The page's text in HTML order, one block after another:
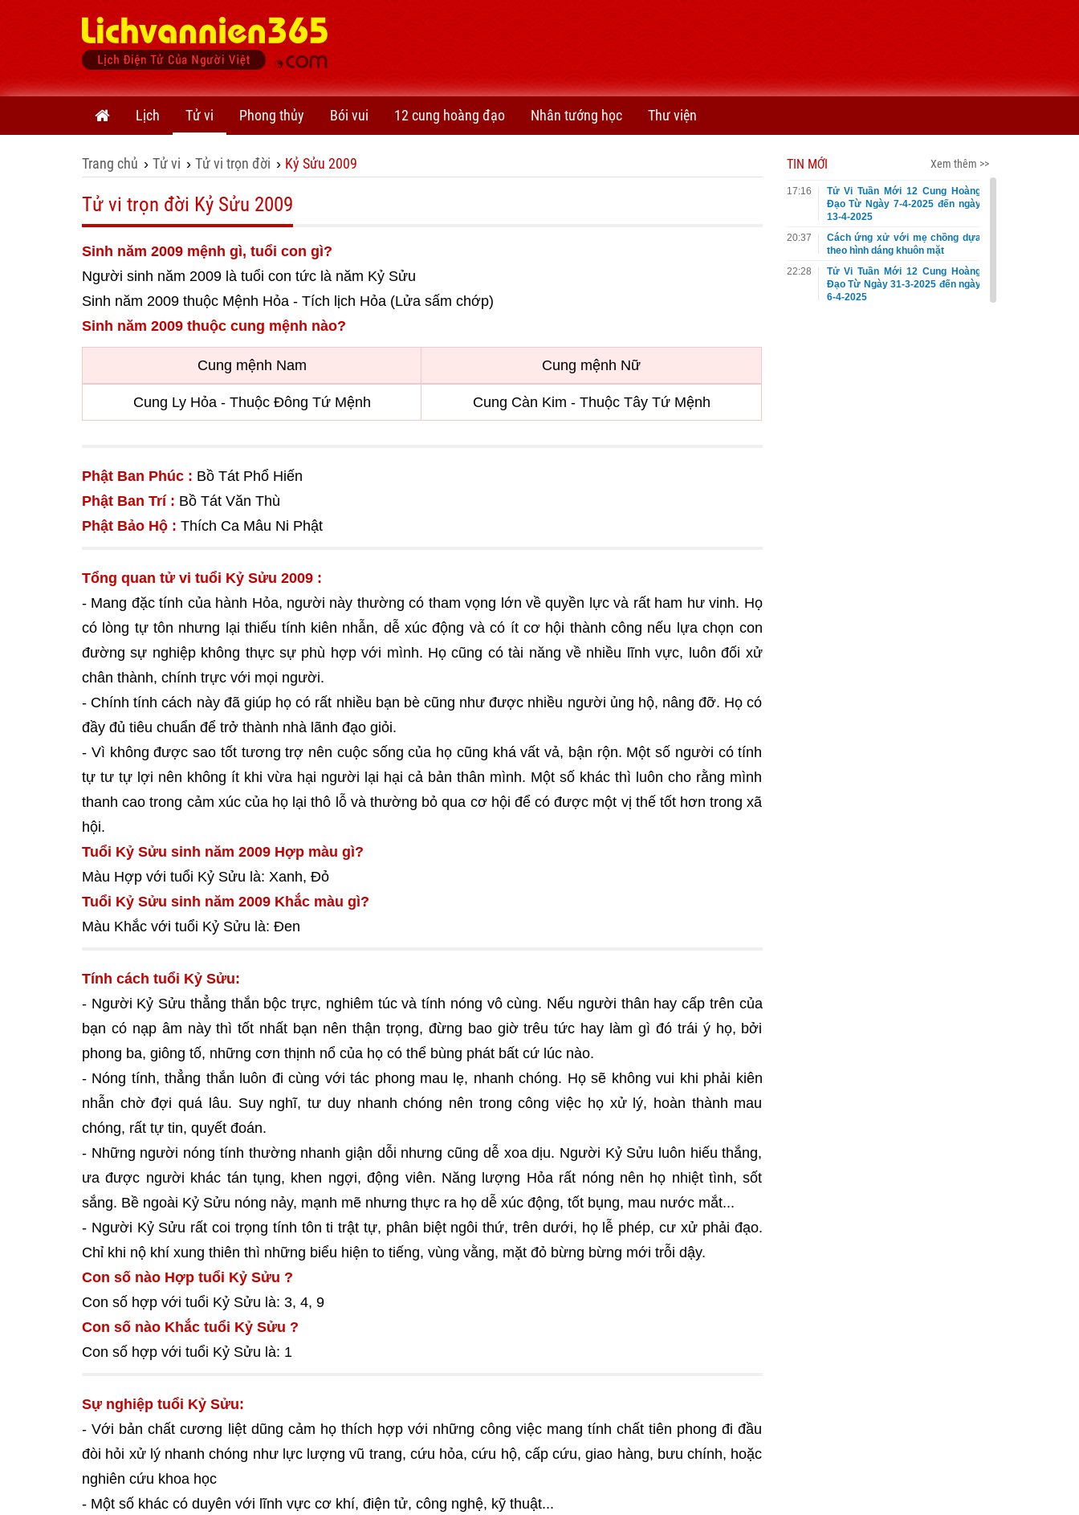
Lịch Tử vi Phong thủy Bói vui 12 cung hoàng đạo Nhân tướng học Thư viện
Trang chủ › Tử vi › Tử vi trọn đời › Kỷ Sửu 2009
Tử vi trọn đời Kỷ Sửu 2009
Sinh năm 2009 mệnh gì, tuổi con gì?
Người sinh năm 2009 là tuổi con tức là năm Kỷ Sửu
Sinh năm 2009 thuộc Mệnh Hỏa - Tích lịch Hỏa (Lửa sấm chớp)
Sinh năm 2009 thuộc cung mệnh nào?
Cung mệnh Nam Cung mệnh Nữ
Cung Ly Hỏa - Thuộc Đông Tứ Mệnh Cung Càn Kim - Thuộc Tây Tứ Mệnh
Phật Ban Phúc : Bồ Tát Phổ Hiến
Phật Ban Trí : Bồ Tát Văn Thù
Phật Bảo Hộ : Thích Ca Mâu Ni Phật
Tổng quan tử vi tuổi Kỷ Sửu 2009 :
- Mang đặc tính của hành Hỏa, người này thường có tham vọng lớn về quyền lực và rất ham hư vinh. Họ
có lòng tự tôn nhưng lại thiếu tính kiên nhẫn, dễ xúc động và có ít cơ hội thành công nếu lựa chọn con
đường sự nghiệp không thực sự phù hợp với mình. Họ cũng có tài năng về nhiều lĩnh vực, luôn đối xử
chân thành, chính trực với mọi người.
- Chính tính cách này đã giúp họ có rất nhiều bạn bè cũng như được nhiều người ủng hộ, nâng đỡ. Họ có
đầy đủ tiêu chuẩn để trở thành nhà lãnh đạo giỏi.
- Vì không được sao tốt tương trợ nên cuộc sống của họ cũng khá vất vả, bận rộn. Một số người có tính
tự tư tự lợi nên không ít khi vừa hại người lại hại cả bản thân mình. Một số khác thì luôn cho rằng mình
thanh cao trong cảm xúc của họ lại thô lỗ và thường bỏ qua cơ hội để có được một vị thế tốt hơn trong xã
hội.
Tuổi Kỷ Sửu sinh năm 2009 Hợp màu gì?
Màu Hợp với tuổi Kỷ Sửu là: Xanh, Đỏ
Tuổi Kỷ Sửu sinh năm 2009 Khắc màu gì?
Màu Khắc với tuổi Kỷ Sửu là: Đen
Tính cách tuổi Kỷ Sửu:
- Người Kỷ Sửu thẳng thắn bộc trực, nghiêm túc và tính nóng vô cùng. Nếu người thân hay cấp trên của
bạn có nạp âm này thì tốt nhất bạn nên thận trọng, đừng bao giờ trêu tức hay làm gì đó trái ý họ, bởi
phong ba, giông tố, những cơn thịnh nổ của họ có thể bùng phát bất cứ lúc nào.
- Nóng tính, thẳng thắn luôn đi cùng với tác phong mau lẹ, nhanh chóng. Họ sẽ không vui khi phải kiên
nhẫn chờ đợi quá lâu. Suy nghĩ, tư duy nhanh chóng nên trong công việc họ xử lý, hoàn thành mau
chóng, rất tự tin, quyết đoán.
- Những người nóng tính thường nhanh giận dỗi nhưng cũng dễ xoa dịu. Người Kỷ Sửu luôn hiếu thắng,
ưa được người khác tán tụng, khen ngợi, động viên. Năng lượng Hỏa rất nóng nên họ nhiệt tình, sốt
sắng. Bề ngoài Kỷ Sửu nóng nảy, mạnh mẽ nhưng thực ra họ dễ xúc động, tốt bụng, mau nước mắt...
- Người Kỷ Sửu rất coi trọng tính tôn ti trật tự, phân biệt ngôi thứ, trên dưới, họ lễ phép, cư xử phải đạo.
Chỉ khi nộ khí xung thiên thì những biểu hiện to tiếng, vùng vằng, mặt đỏ bừng bừng mới trỗi dậy.
Con số nào Hợp tuổi Kỷ Sửu ?
Con số hợp với tuổi Kỷ Sửu là: 3, 4, 9
Con số nào Khắc tuổi Kỷ Sửu ?
Con số hợp với tuổi Kỷ Sửu là: 1
Sự nghiệp tuổi Kỷ Sửu:
- Với bản chất cương liệt dũng cảm họ thích hợp với những công việc mang tính chất tiên phong đi đầu
đòi hỏi xử lý nhanh chóng như lực lượng vũ trang, cứu hỏa, cứu hộ, cấp cứu, giao hàng, bưu chính, hoặc
nghiên cứu khoa học
- Một số khác có duyên với lĩnh vực cơ khí, điện tử, công nghệ, kỹ thuật...
TIN MỚI Xem thêm >>
17:16
Tử Vi Tuần Mới 12 Cung Hoàng
Đạo Từ Ngày 7-4-2025 đến ngày
13-4-2025
20:37
Cách ứng xử với mẹ chồng dựa
theo hình dáng khuôn mặt
22:28
Tử Vi Tuần Mới 12 Cung Hoàng
Đạo Từ Ngày 31-3-2025 đến ngày
6-4-2025